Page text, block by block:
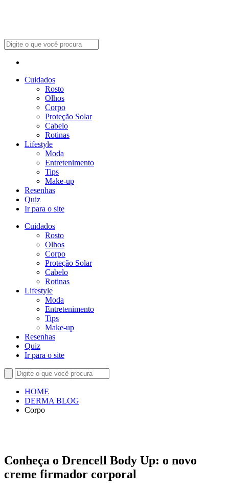
Cuidados
Rosto
Olhos
Corpo
Proteção Solar
Cabelo
Rotinas
Lifestyle
Moda
Entretenimento
Tips
Make-up
Resenhas
Quiz
Ir para o site
Cuidados
Rosto
Olhos
Corpo
Proteção Solar
Cabelo
Rotinas
Lifestyle
Moda
Entretenimento
Tips
Make-up
Resenhas
Quiz
Ir para o site
HOME
DERMA BLOG
Corpo
Conheça o Drencell Body Up: o novo
creme firmador corporal